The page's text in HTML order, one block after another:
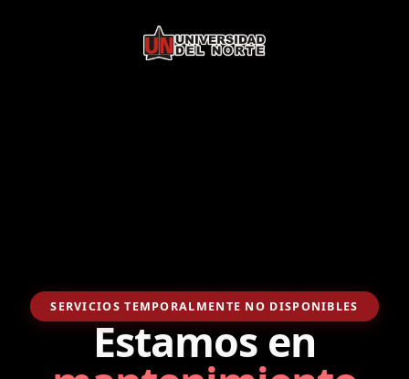
SERVICIOS TEMPORALMENTE NO DISPONIBLES
Estamos en